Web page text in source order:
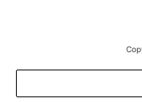
しか認証できなくなる
メインを指定したユー
れば、ドメインのメン